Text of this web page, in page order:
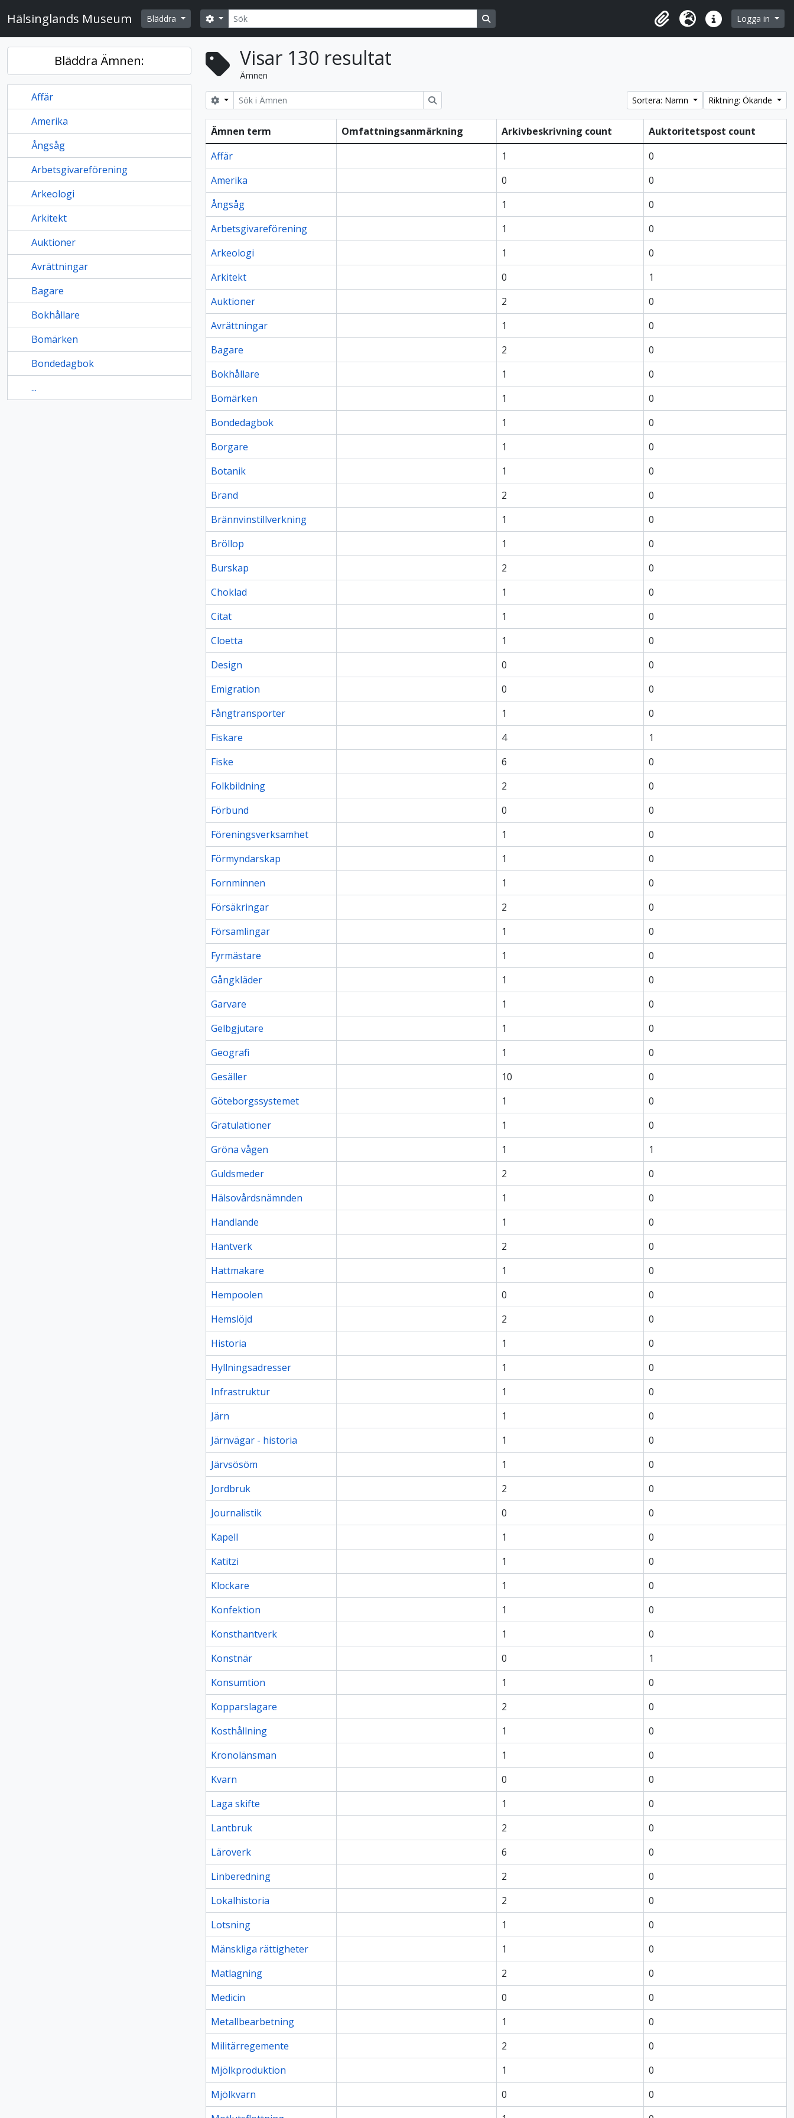
Hälsinglands Museum Bläddra SökSearch options Search in browse page
UrklippSpråk Snabblänkar
Logga in
Bläddra Ämnen:
Affär
Amerika
Ångsåg
Arbetsgivareförening
Arkeologi
Arkitekt
Auktioner
Avrättningar
Bagare
Bokhållare
Bomärken
Bondedagbok
...
Visar 130 resultat
Ämnen
Search options Sortera: Namn Riktning: Ökande
Ämnen term Omfattningsanmärkning Arkivbeskrivning count
Auktoritetspost count
Affär
1
0
Amerika
0
0
Ångsåg
1
0
Arbetsgivareförening
1
0
Arkeologi
1
0
Arkitekt
0
1
Auktioner
2
0
Avrättningar
1
0
Bagare
2
0
Bokhållare
1
0
Bomärken
1
0
Bondedagbok
1
0
Borgare
1
0
Botanik
1
0
Brand
2
0
Brännvinstillverkning
1
0
Bröllop
1
0
Burskap
2
0
Choklad
1
0
Citat
1
0
Cloetta
1
0
Design
0
0
Emigration
0
0
Fångtransporter
1
0
Fiskare
4
1
Fiske
6
0
Folkbildning
2
0
Förbund
0
0
Föreningsverksamhet
1
0
Förmyndarskap
1
0
Fornminnen
1
0
Försäkringar
2
0
Församlingar
1
0
Fyrmästare
1
0
Gångkläder
1
0
Garvare
1
0
Gelbgjutare
1
0
Geografi
1
0
Gesäller
10
0
Göteborgssystemet
1
0
Gratulationer
1
0
Gröna vågen
1
1
Guldsmeder
2
0
Hälsovårdsnämnden
1
0
Handlande
1
0
Hantverk
2
0
Hattmakare
1
0
Hempoolen
0
0
Hemslöjd
2
0
Historia
1
0
Hyllningsadresser
1
0
Infrastruktur
1
0
Järn
1
0
Järnvägar - historia
1
0
Järvsösöm
1
0
Jordbruk
2
0
Journalistik
0
0
Kapell
1
0
Katitzi
1
0
Klockare
1
0
Konfektion
1
0
Konsthantverk
1
0
Konstnär
0
1
Konsumtion
1
0
Kopparslagare
2
0
Kosthållning
1
0
Kronolänsman
1
0
Kvarn
0
0
Laga skifte
1
0
Lantbruk
2
0
Läroverk
6
0
Linberedning
2
0
Lokalhistoria
2
0
Lotsning
1
0
Mänskliga rättigheter
1
0
Matlagning
2
0
Medicin
0
0
Metallbearbetning
1
0
Militärregemente
2
0
Mjölkproduktion
1
0
Mjölkvarn
0
0